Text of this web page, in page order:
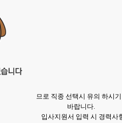
므로 직종 선택시 유의 하시기
바랍니다.
입사지원서 입력 시 경력사